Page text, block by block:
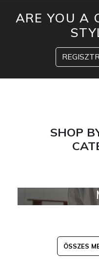
ARE YOU A
SHOP
ÖSSZES